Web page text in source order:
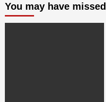
You may have missed